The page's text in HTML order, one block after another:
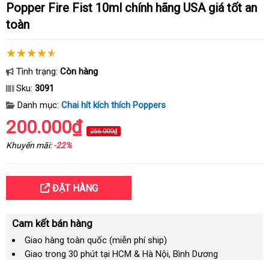
Popper Fire Fist 10ml chính hãng USA giá tốt an
toàn
Tình trạng: Còn hàng
Sku: 3091
Danh mục: Chai hít kích thích Poppers
200.000₫ 256.000₫
Khuyến mãi:-22%
ĐẶT HÀNG
Cam kết bán hàng
Giao hàng toàn quốc (miễn phí ship)
Giao trong 30 phút tại HCM & Hà Nội, Bình Dương